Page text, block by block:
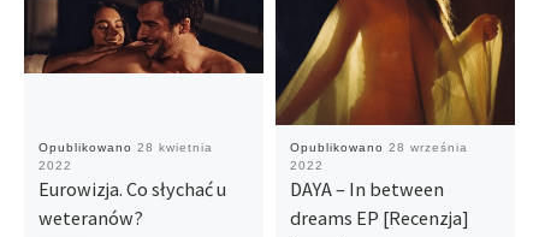
Opublikowano 28 kwietnia
2022
Eurowizja. Co słychać u
weteranów?
Opublikowano 28 września
2022
DAYA – In between
dreams EP [Recenzja]